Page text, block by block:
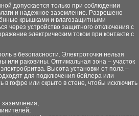
допускается только при соблюдении
и надежное заземление. Разрешено
крышками и влагозащитными
через устройство защитного отключения с
электрическим током при контакте с
в безопасности. Электроточки нельзя
или раковины. Оптимальная зона – участок
Высота установки от пола –
для подключения бойлера или
гофре или скрыто в стене, чтобы исключить
заземления;